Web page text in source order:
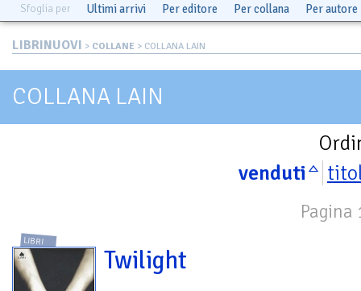
Sfoglia per Ultimi arrivi Per editore Per collana Per autore
LIBRINUOVI > COLLANE > COLLANA LAIN
COLLANA LAIN
venduti
Pagina
LIBRI
Twilight